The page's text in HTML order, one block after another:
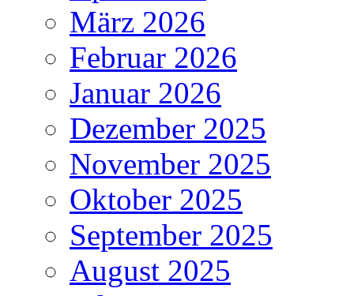
März 2026
Februar 2026
Januar 2026
Dezember 2025
November 2025
Oktober 2025
September 2025
August 2025